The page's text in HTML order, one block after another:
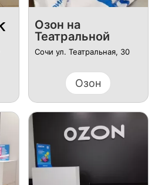
Озон на
Театральной
Сочи ул. Театральная, 30
Озон